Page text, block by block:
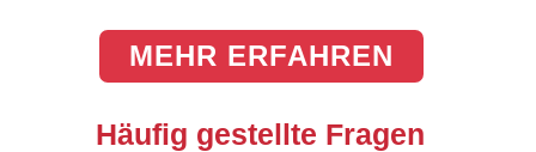
MEHR ERFAHREN
Häufig gestellte Fragen